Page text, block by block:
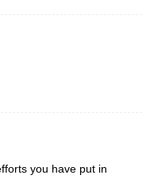
you have put in